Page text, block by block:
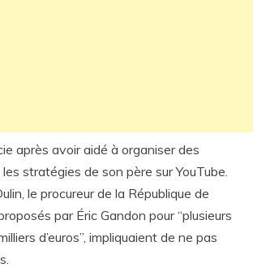
après avoir aidé à organiser des
stratégies de son père sur YouTube.
le procureur de la République de
par Éric Gandon pour “plusieurs
d’euros”, impliquaient de ne pas